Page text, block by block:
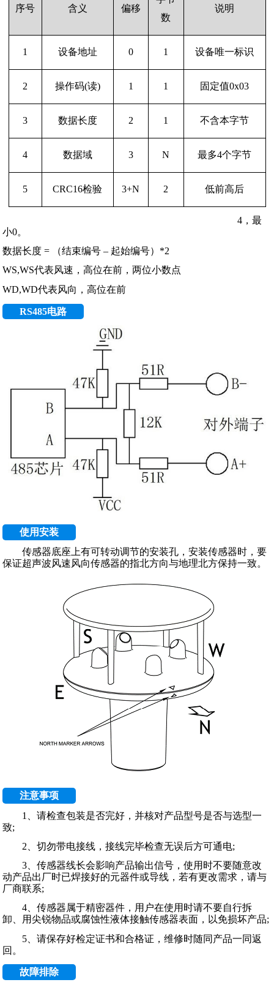
序号 含义 偏移
数
说明
1 设备地址 0 1 设备唯一标识
2 操作码(读) 1 1 固定值0x03
3 数据长度 2 1 不含本字节
4 数据域 3 N 最多4个字节
5 CRC16检验 3+N 2 低前高后
数据长度：不含本身，仅表示数据域的字节数量。最大4，最
小0。
数据长度 = （结束编号 – 起始编号）*2
WS,WS代表风速，高位在前，两位小数点
WD,WD代表风向，高位在前
RS485电路
使用安装
传感器底座上有可转动调节的安装孔，安装传感器时，要
保证超声波风速风向传感器的指北方向与地理北方保持一致。
注意事项
1、请检查包装是否完好，并核对产品型号是否与选型一
致;
2、切勿带电接线，接线完毕检查无误后方可通电;
3、传感器线长会影响产品输出信号，使用时不要随意改
动产品出厂时已焊接好的元器件或导线，若有更改需求，请与
厂商联系;
4、传感器属于精密器件，用户在使用时请不要自行拆
卸、用尖锐物品或腐蚀性液体接触传感器表面，以免损坏产品;
5、请保存好检定证书和合格证，维修时随同产品一同返
回。
故障排除